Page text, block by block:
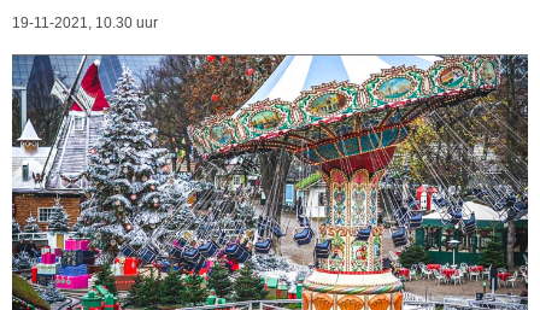
19-11-2021, 10.30 uur